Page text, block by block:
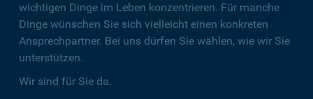
wichtigen Dinge im Leben konzentrieren. Für manche
Dinge wünschen Sie sich vielleicht einen konkreten
Ansprechpartner. Bei uns dürfen Sie wählen, wie wir Sie
unterstützen.
Wir sind für Sie da.